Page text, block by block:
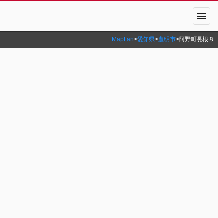
menu
MapFan>愛知県>豊明市>阿野町長根８